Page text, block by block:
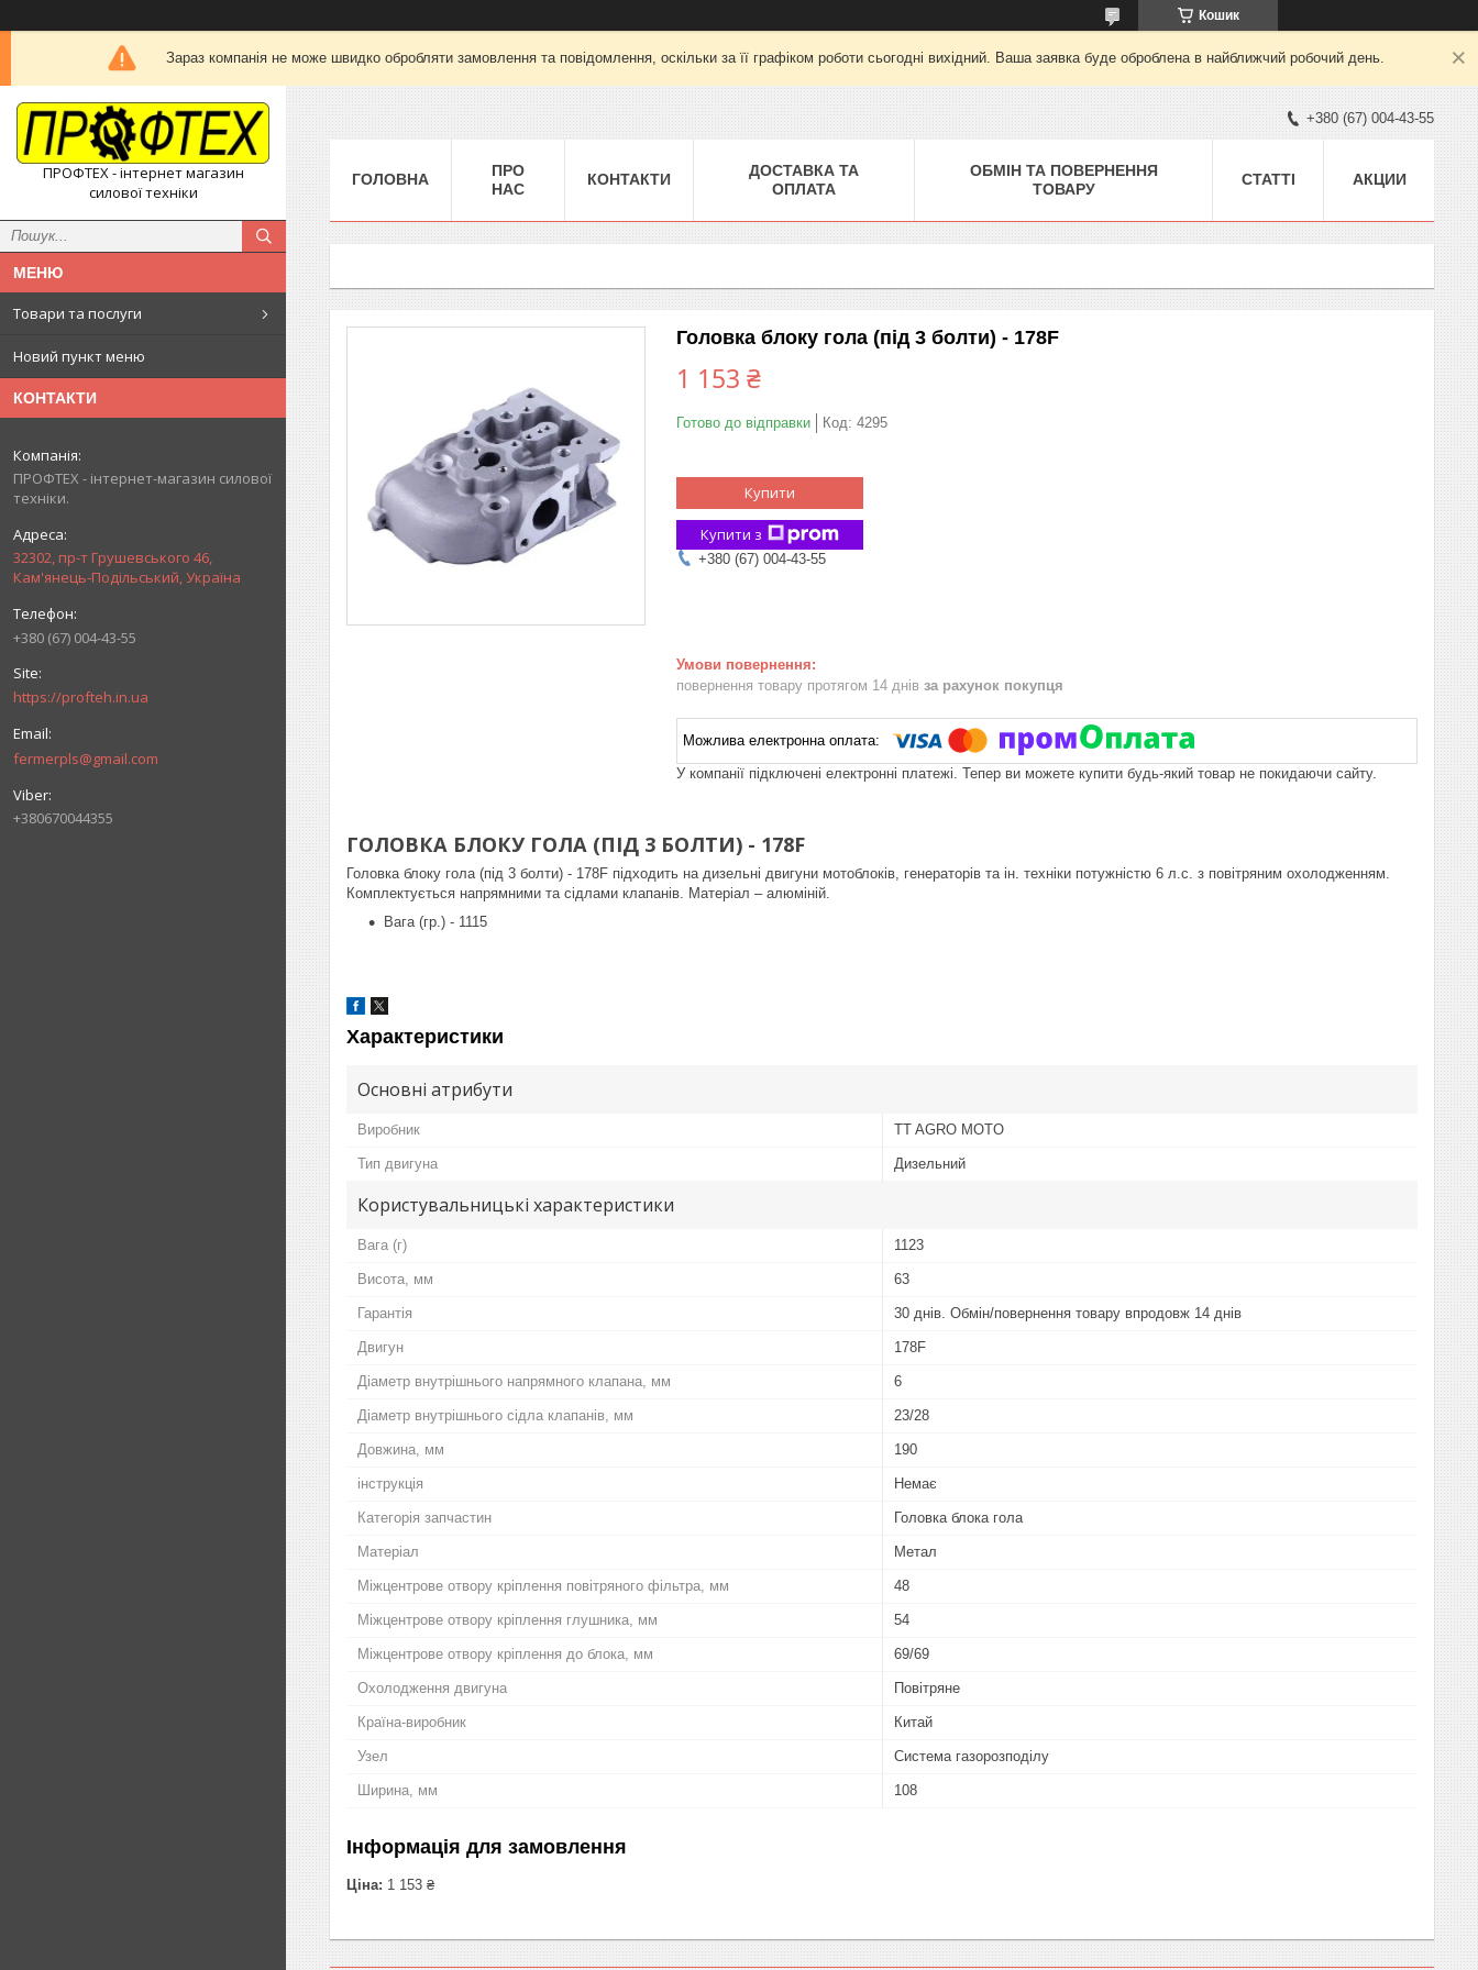
Кошик
Зараз компанія не може швидко обробляти замовлення та повідомлення, оскільки за її графіком роботи сьогодні вихідний. Ваша заявка буде оброблена в найближчий робочий день.
ПРОФТЕХ - інтернет магазин
силової техніки
Товари та послуги
Новий пункт меню
КОНТАКТИ
ПРОФТЕХ - інтернет-магазин силової
техніки.
32302, пр-т Грушевського 46,
Кам'янець-Подільський, Україна
+380 (67) 004-43-55
https://profteh.in.ua
fermerpls@gmail.com
+380670044355
+380 (67) 004-43-55
ГОЛОВНА
ПРО
НАС
КОНТАКТИ
ДОСТАВКА ТА
ОПЛАТА
ОБМІН ТА ПОВЕРНЕННЯ
ТОВАРУ
СТАТТІ АКЦИИ
Головка блоку гола (під 3 болти) - 178F
1 153 ₴
Готово до відправки Код: 4295
Купити
Купити з
+380 (67) 004-43-55
повернення товару протягом 14 днів за рахунок покупця
У компанії підключені електронні платежі. Тепер ви можете купити будь-який товар не покидаючи сайту.
ГОЛОВКА БЛОКУ ГОЛА (ПІД 3 БОЛТИ) - 178F
Головка блоку гола (під 3 болти) - 178F підходить на дизельні двигуни мотоблоків, генераторів та ін. техніки потужністю 6 л.с. з повітряним охолодженням.
Комплектується напрямними та сідлами клапанів. Матеріал – алюміній.
Вага (гр.) - 1115
Характеристики
Основні атрибути
Виробник TT AGRO MOTO
Тип двигуна Дизельний
Користувальницькі характеристики
Вага (г) 1123
Висота, мм 63
Гарантія 30 днів. Обмін/повернення товару впродовж 14 днів
Двигун 178F
Діаметр внутрішнього напрямного клапана, мм 6
Діаметр внутрішнього сідла клапанів, мм 23/28
Довжина, мм 190
інструкція Немає
Категорія запчастин Головка блока гола
Матеріал Метал
Міжцентрове отвору кріплення повітряного фільтра, мм 48
Міжцентрове отвору кріплення глушника, мм 54
Міжцентрове отвору кріплення до блока, мм 69/69
Охолодження двигуна Повітряне
Країна-виробник Китай
Узел Система газорозподілу
Ширина, мм 108
Інформація для замовлення
Ціна: 1 153 ₴